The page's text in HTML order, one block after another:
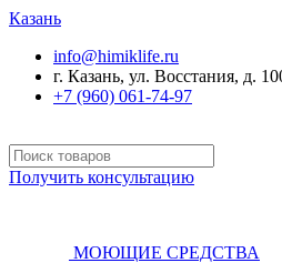
Казань
info@himiklife.ru
г. Казань, ул. Восстания, д.
+7 (960) 061-74-97
Получить консультацию
МОЮЩИЕ СРЕДСТВА